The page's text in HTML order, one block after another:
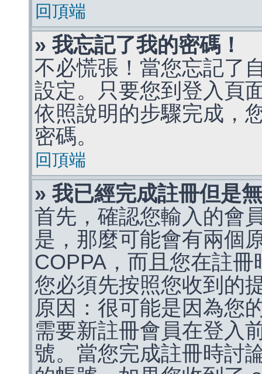
回頂端
» 我忘記了我的密碼！
不必慌張！當您忘記了
設定。只要您到登入頁
依照說明的步驟完成，
密碼。
回頂端
» 我已經完成註冊但是
首先，確認您輸入的會
是，那麼可能會有兩個
COPPA，而且您在註
您必須先按照您收到的
原因：很可能是因為您
需要新註冊會員在登入
號。當您完成註冊時討